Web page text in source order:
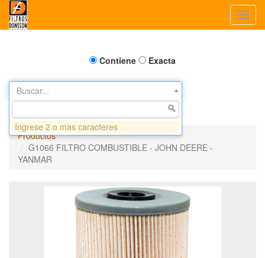
Contiene Exacta
Buscar...
Productos
G1066 FILTRO COMBUSTIBLE - JOHN DEERE -
YANMAR
Ingrese 2 o mas caracteres